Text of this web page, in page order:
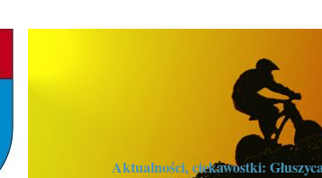
Aktualności, ciekawostki: